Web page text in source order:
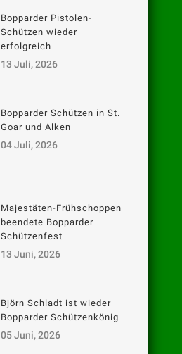
Bopparder Pistolen-
Schützen wieder
erfolgreich
13 Juli, 2026
Bopparder Schützen in St.
Goar und Alken
04 Juli, 2026
Majestäten-Frühschoppen
beendete Bopparder
Schützenfest
13 Juni, 2026
Björn Schladt ist wieder
Bopparder Schützenkönig
05 Juni, 2026